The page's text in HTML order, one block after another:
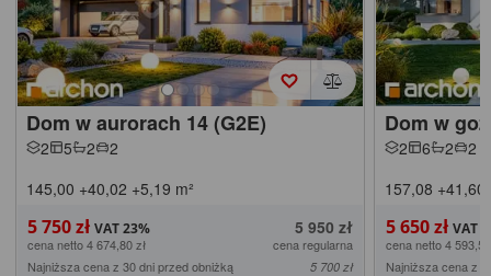
Dom w aurorach 14 (G2E)
2 5 2
2
145,00 +40,02 +5,19 m²
5 750 zł 5 950 zł
cena netto 4 674,80 zł
cena regularna
Najniższa cena z 30 dni przed obniżką
5 700 zł
Dom w
2 6 2
2
157,08 +41,60
5 650 zł
cena netto 4
Najniższa cena z